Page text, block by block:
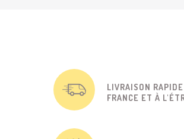
LIVRAISON
FRANCE ET À